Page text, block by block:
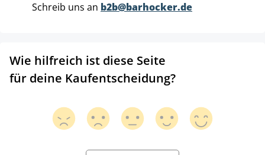
Schreib uns an b2b@barhocker.de
Wie hilfreich ist diese Seite
für deine Kaufentscheidung?